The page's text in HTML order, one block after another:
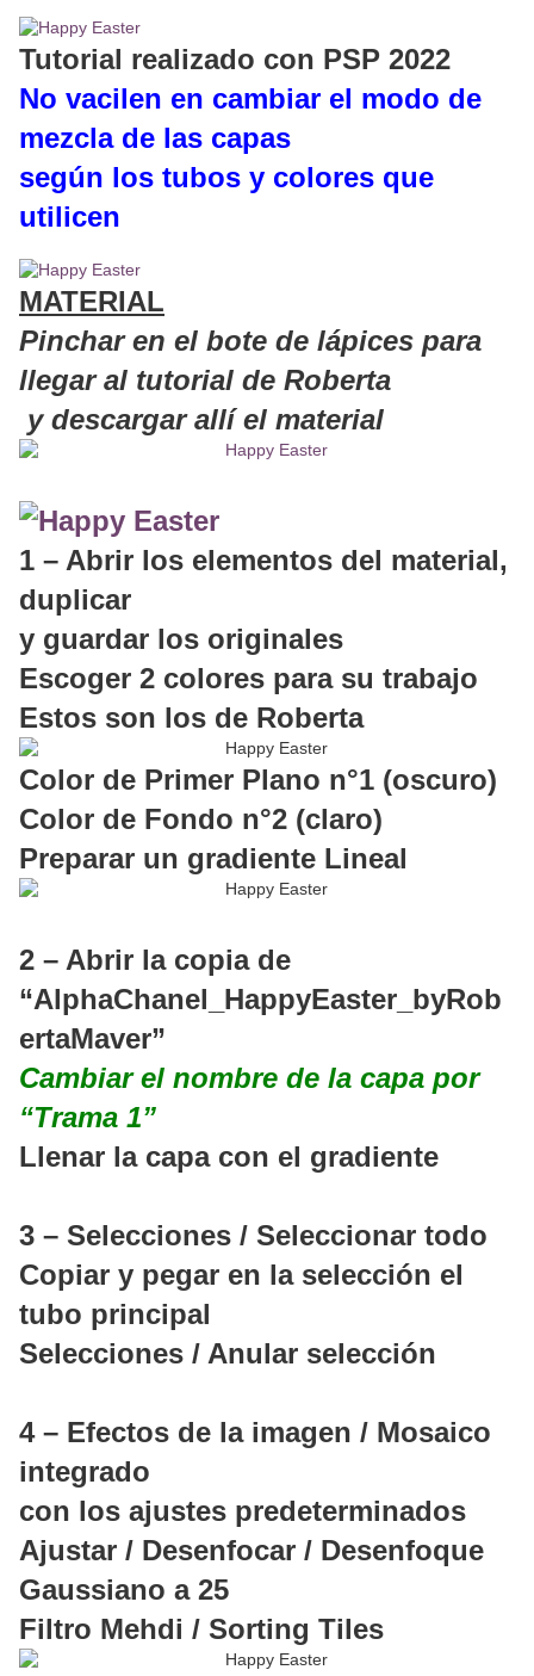
Tutorial realizado con PSP 2022
No vacilen en cambiar el modo de
mezcla de las capas
según los tubos y colores que
utilicen
MATERIAL
Pinchar en el bote de lápices para
llegar al tutorial de Roberta
y descargar allí el material
1 – Abrir los elementos del material,
duplicar
y guardar los originales
Escoger 2 colores para su trabajo
Estos son los de Roberta
Color de Primer Plano n°1 (oscuro)
Color de Fondo n°2 (claro)
Preparar un gradiente Lineal
2 – Abrir la copia de
“AlphaChanel_HappyEaster_byRob
ertaMaver”
Cambiar el nombre de la capa por
“Trama 1”
Llenar la capa con el gradiente
3 – Selecciones / Seleccionar todo
Copiar y pegar en la selección el
tubo principal
Selecciones / Anular selección
4 – Efectos de la imagen / Mosaico
integrado
con los ajustes predeterminados
Ajustar / Desenfocar / Desenfoque
Gaussiano a 25
Filtro Mehdi / Sorting Tiles